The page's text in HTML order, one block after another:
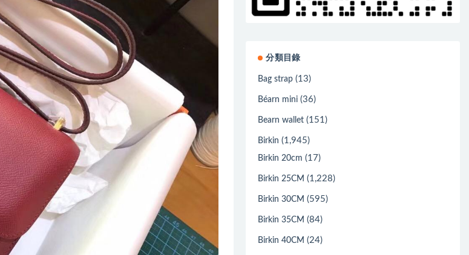
分類目錄
Bag strap (13)
Béarn mini (36)
Bearn wallet (151)
Birkin (1,945)
Birkin 20cm (17)
Birkin 25CM (1,228)
Birkin 30CM (595)
Birkin 35CM (84)
Birkin 40CM (24)